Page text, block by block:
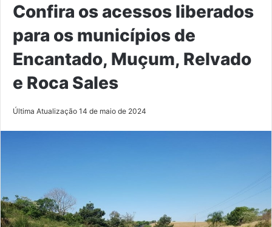
Confira os acessos liberados
para os municípios de
Encantado, Muçum, Relvado
e Roca Sales
Última Atualização 14 de maio de 2024